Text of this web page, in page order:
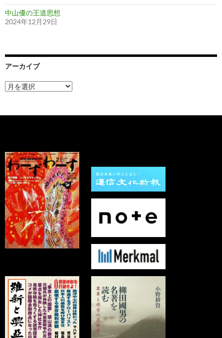
中山優の王道思想
2024年12月29日
アーカイブ
ア
ー